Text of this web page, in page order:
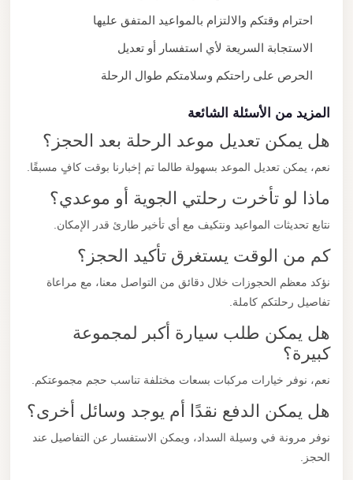
احترام وقتكم والالتزام بالمواعيد المتفق عليها
الاستجابة السريعة لأي استفسار أو تعديل
الحرص على راحتكم وسلامتكم طوال الرحلة
المزيد من الأسئلة الشائعة
هل يمكن تعديل موعد الرحلة بعد الحجز؟
نعم، يمكن تعديل الموعد بسهولة طالما تم إخبارنا بوقت كافٍ مسبقًا.
ماذا لو تأخرت رحلتي الجوية أو موعدي؟
نتابع تحديثات المواعيد ونتكيف مع أي تأخير طارئ قدر الإمكان.
كم من الوقت يستغرق تأكيد الحجز؟
نؤكد معظم الحجوزات خلال دقائق من التواصل معنا، مع مراعاة
تفاصيل رحلتكم كاملة.
هل يمكن طلب سيارة أكبر لمجموعة
كبيرة؟
نعم، نوفر خيارات مركبات بسعات مختلفة تناسب حجم مجموعتكم.
هل يمكن الدفع نقدًا أم يوجد وسائل أخرى؟
نوفر مرونة في وسيلة السداد، ويمكن الاستفسار عن التفاصيل عند
الحجز.